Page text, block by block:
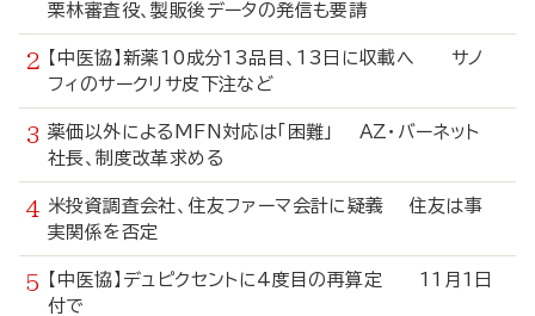
栗林審査役、製販後データの発信も要請
【中医協】新薬10成分13品目、13日に収載へ サノ
フィのサークリサ皮下注など
薬価以外によるMFN対応は「困難」 AZ・バーネット
社長、制度改革求める
米投資調査会社、住友ファーマ会計に疑義 住友は事
実関係を否定
【中医協】デュピクセントに4度目の再算定 11月1日
付で